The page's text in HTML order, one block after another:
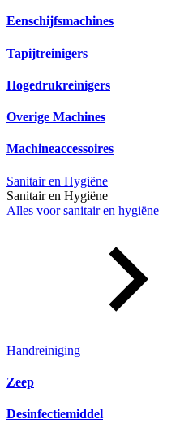
Eenschijfsmachines
Tapijtreinigers
Hogedrukreinigers
Overige Machines
Machineaccessoires
Sanitair en Hygiëne
Sanitair en Hygiëne
Alles voor sanitair en hygiëne
Handreiniging
Zeep
Desinfectiemiddel